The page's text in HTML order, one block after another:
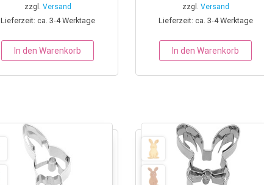
zzgl. Versand
Lieferzeit: ca. 3-4 Werktage
In den Warenkorb
zzgl. Versand
Lieferzeit: ca. 3-4 Werktage
In den Warenkorb